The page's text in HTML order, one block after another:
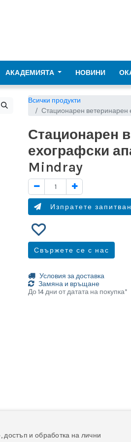
АКАДЕМИЯТА НОВИНИ
Всички продукти
Стационарен ветеринарен
Стационарен
ехографски
Mindray
Изпратете
Свържете се с нас
Условия за доставка
Замяна и връщане
До 14 дни от датата на покупка*
и обработка на лични